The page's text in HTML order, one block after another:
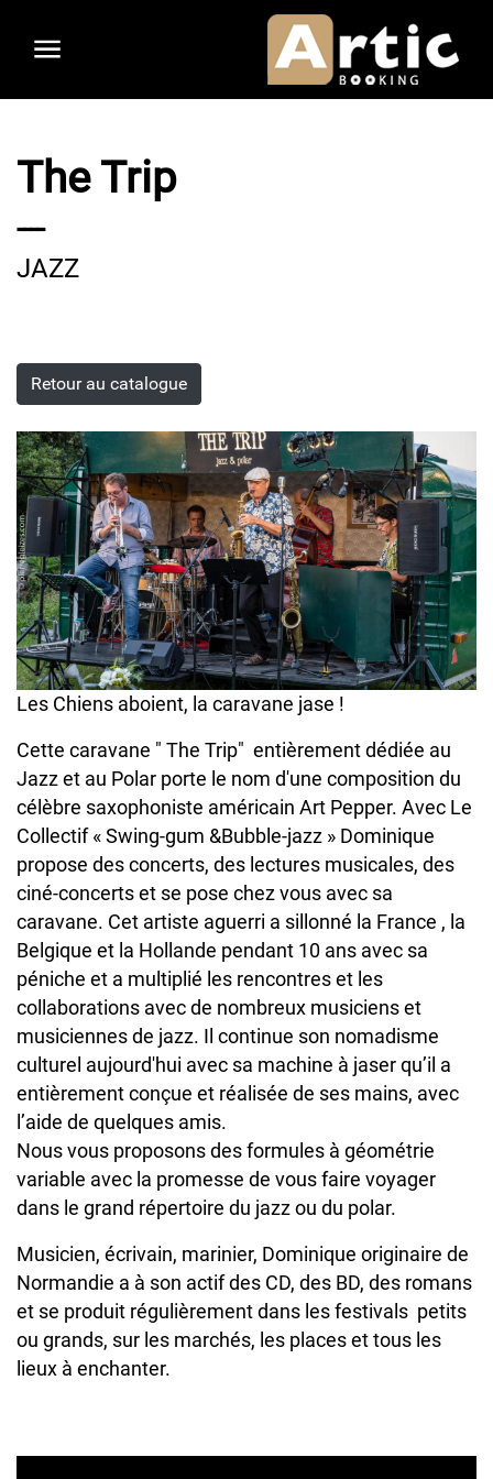
principal
The Trip
----
JAZZ
Retour au catalogue
Les Chiens aboient, la caravane jase !
Cette caravane " The Trip" entièrement dédiée au
Jazz et au Polar porte le nom d'une composition du
célèbre saxophoniste américain Art Pepper. Avec Le
Collectif « Swing-gum &Bubble-jazz » Dominique
propose des concerts, des lectures musicales, des
ciné-concerts et se pose chez vous avec sa
caravane. Cet artiste aguerri a sillonné la France , la
Belgique et la Hollande pendant 10 ans avec sa
péniche et a multiplié les rencontres et les
collaborations avec de nombreux musiciens et
musiciennes de jazz. Il continue son nomadisme
culturel aujourd'hui avec sa machine à jaser qu’il a
entièrement conçue et réalisée de ses mains, avec
l’aide de quelques amis.
Nous vous proposons des formules à géométrie
variable avec la promesse de vous faire voyager
dans le grand répertoire du jazz ou du polar.
Musicien, écrivain, marinier, Dominique originaire de
Normandie a à son actif des CD, des BD, des romans
et se produit régulièrement dans les festivals petits
ou grands, sur les marchés, les places et tous les
lieux à enchanter.